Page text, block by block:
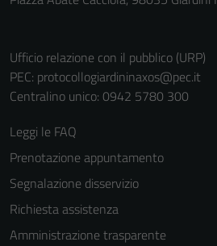
Ufficio relazione con il pubblico (URP)
PEC: protocollogiardininaxos@pec.it
Centralino unico: 0942 5780 300
Leggi le FAQ
Prenotazione appuntamento
Segnalazione disservizio
Richiesta assistenza
Amministrazione trasparente